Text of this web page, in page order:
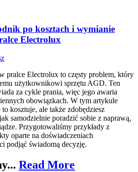
po kosztach i wymianie
Electrolux
pralce Electrolux to częsty problem, który
użytkownikowi sprzętu AGD. Ten
za cykle prania, więc jego awaria
obowiązkach. W tym artykule
kosztuje, ale także zdobędziesz
samodzielnie poradzić sobie z naprawą,
Przygotowaliśmy przykłady z
oparte na doświadczeniach
podjąć świadomą decyzję.
Read More